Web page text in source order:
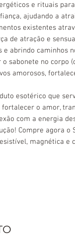
e rituais
ajudando a
existentes
de atração e
e abrindo caminhos
o sabonete no corpo
amorosos,
esotérico que
o amor,
com a energia
Compre agora
magnética e